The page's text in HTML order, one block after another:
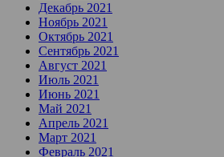
Декабрь 2021
Ноябрь 2021
Октябрь 2021
Сентябрь 2021
Август 2021
Июль 2021
Июнь 2021
Май 2021
Апрель 2021
Март 2021
Февраль 2021